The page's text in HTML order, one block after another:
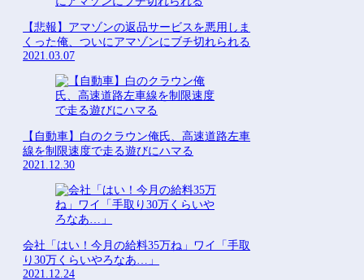
【悲報】アマゾンの返品サービスを悪用しま
くった俺、ついにアマゾンにブチ切れられる
2021.03.07
【自動車】白のクラウン俺氏、高速道路左車
線を制限速度で走る遊びにハマる
2021.12.30
会社「はい！今月の給料35万ね」ワイ「手取
り30万くらいやろなあ…」
2021.12.24